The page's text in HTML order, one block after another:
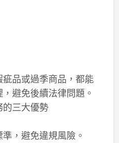
品或過季商品，都能
避免後續法律問題。
的三大優勢
，避免違規風險。